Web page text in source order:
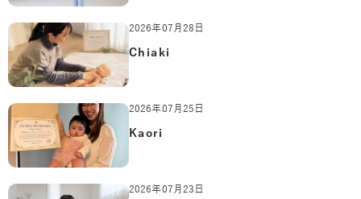
2026年07月28日
Chiaki
2026年07月25日
Kaori
2026年07月23日